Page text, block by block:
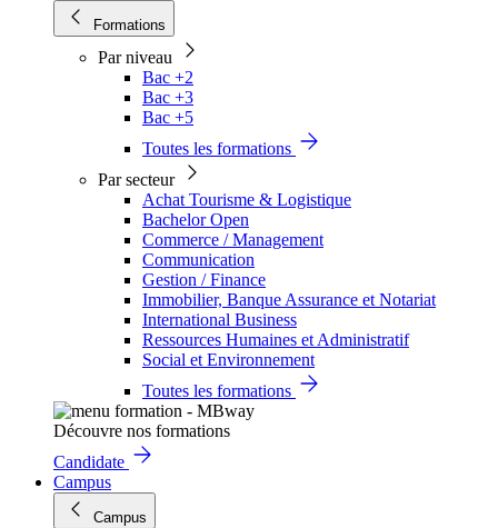
Formations
Par niveau
Bac +2
Bac +3
Bac +5
Toutes les formations
Par secteur
Achat Tourisme & Logistique
Bachelor Open
Commerce / Management
Communication
Gestion / Finance
Immobilier, Banque Assurance et Notariat
International Business
Ressources Humaines et Administratif
Social et Environnement
Toutes les formations
Découvre nos formations
Candidate
Campus
Campus